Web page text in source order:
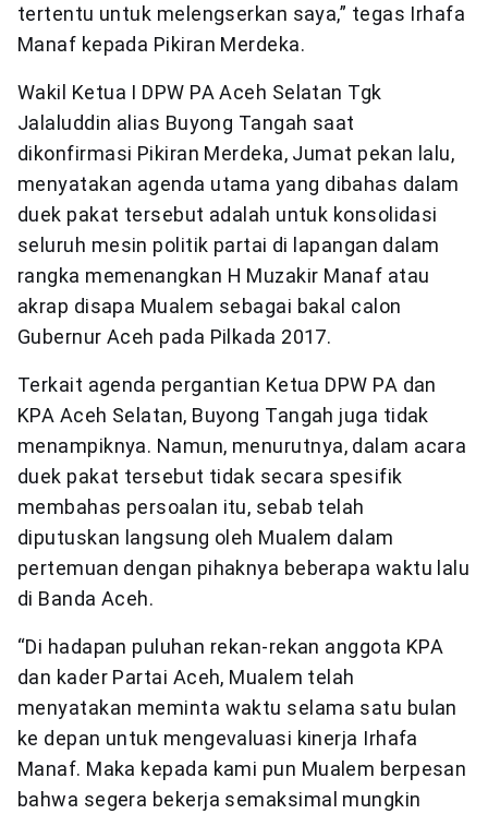
tertentu untuk melengserkan saya,” tegas Irhafa
Manaf kepada Pikiran Merdeka.
Wakil Ketua I DPW PA Aceh Selatan Tgk
Jalaluddin alias Buyong Tangah saat
dikonfirmasi Pikiran Merdeka, Jumat pekan lalu,
menyatakan agenda utama yang dibahas dalam
duek pakat tersebut adalah untuk konsolidasi
seluruh mesin politik partai di lapangan dalam
rangka memenangkan H Muzakir Manaf atau
akrap disapa Mualem sebagai bakal calon
Gubernur Aceh pada Pilkada 2017.
Terkait agenda pergantian Ketua DPW PA dan
KPA Aceh Selatan, Buyong Tangah juga tidak
menampiknya. Namun, menurutnya, dalam acara
duek pakat tersebut tidak secara spesifik
membahas persoalan itu, sebab telah
diputuskan langsung oleh Mualem dalam
pertemuan dengan pihaknya beberapa waktu lalu
di Banda Aceh.
“Di hadapan puluhan rekan-rekan anggota KPA
dan kader Partai Aceh, Mualem telah
menyatakan meminta waktu selama satu bulan
ke depan untuk mengevaluasi kinerja Irhafa
Manaf. Maka kepada kami pun Mualem berpesan
bahwa segera bekerja semaksimal mungkin